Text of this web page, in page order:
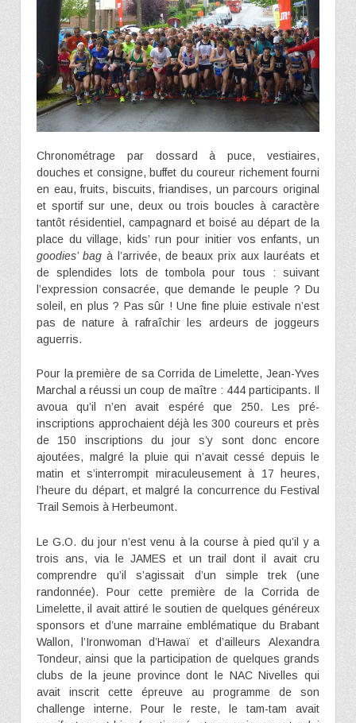
Chronométrage par dossard à puce, vestiaires,
douches et consigne, buffet du coureur richement fourni
en eau, fruits, biscuits, friandises, un parcours original
et sportif sur une, deux ou trois boucles à caractère
tantôt résidentiel, campagnard et boisé au départ de la
place du village, kids’ run pour initier vos enfants, un
goodies’ bagà l’arrivée, de beaux prix aux lauréats et
de splendides lots de tombola pour tous : suivant
l’expression consacrée, que demande le peuple ? Du
soleil, en plus ? Pas sûr ! Une fine pluie estivale n’est
pas de nature à rafraîchir les ardeurs de joggeurs
aguerris.
Pour la première de sa Corrida de Limelette, Jean-Yves
Marchal a réussi un coup de maître : 444 participants. Il
avoua qu’il n’en avait espéré que 250. Les pré-
inscriptions approchaient déjà les 300 coureurs et près
de 150 inscriptions du jour s’y sont donc encore
ajoutées, malgré la pluie qui n’avait cessé depuis le
matin et s’interrompit miraculeusement à 17 heures,
l’heure du départ, et malgré la concurrence du Festival
Trail Semois à Herbeumont.
Le G.O. du jour n’est venu à la course à pied qu’il y a
trois ans, via le JAMES et un trail dont il avait cru
comprendre qu’il s’agissait d’un simple trek (une
randonnée). Pour cette première de la Corrida de
Limelette, il avait attiré le soutien de quelques généreux
sponsors et d’une marraine emblématique du Brabant
Wallon, l’Ironwoman d’Hawaï et d’ailleurs Alexandra
Tondeur, ainsi que la participation de quelques grands
clubs de la jeune province dont le NAC Nivelles qui
avait inscrit cette épreuve au programme de son
challenge interne. Pour le reste, le tam-tam avait